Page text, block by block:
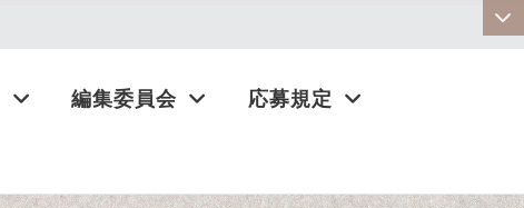
編集委員会 応募規定